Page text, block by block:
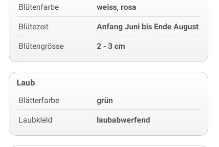
Blütenfarbe weiss, rosa
Blütezeit Anfang Juni bis Ende August
Blütengrösse 2 - 3 cm
Laub
Blätterfarbe grün
Laubkleid laubabwerfend